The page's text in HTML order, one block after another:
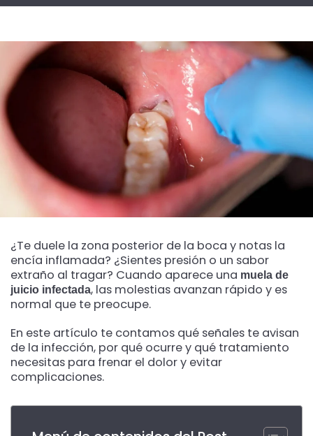
¿Te duele la zona posterior de la boca y notas la
encía inflamada? ¿Sientes presión o un sabor
extraño al tragar? Cuando aparece una muela de
juicio infectada, las molestias avanzan rápido y es
normal que te preocupe.
En este artículo te contamos qué señales te avisan
de la infección, por qué ocurre y qué tratamiento
necesitas para frenar el dolor y evitar
complicaciones.